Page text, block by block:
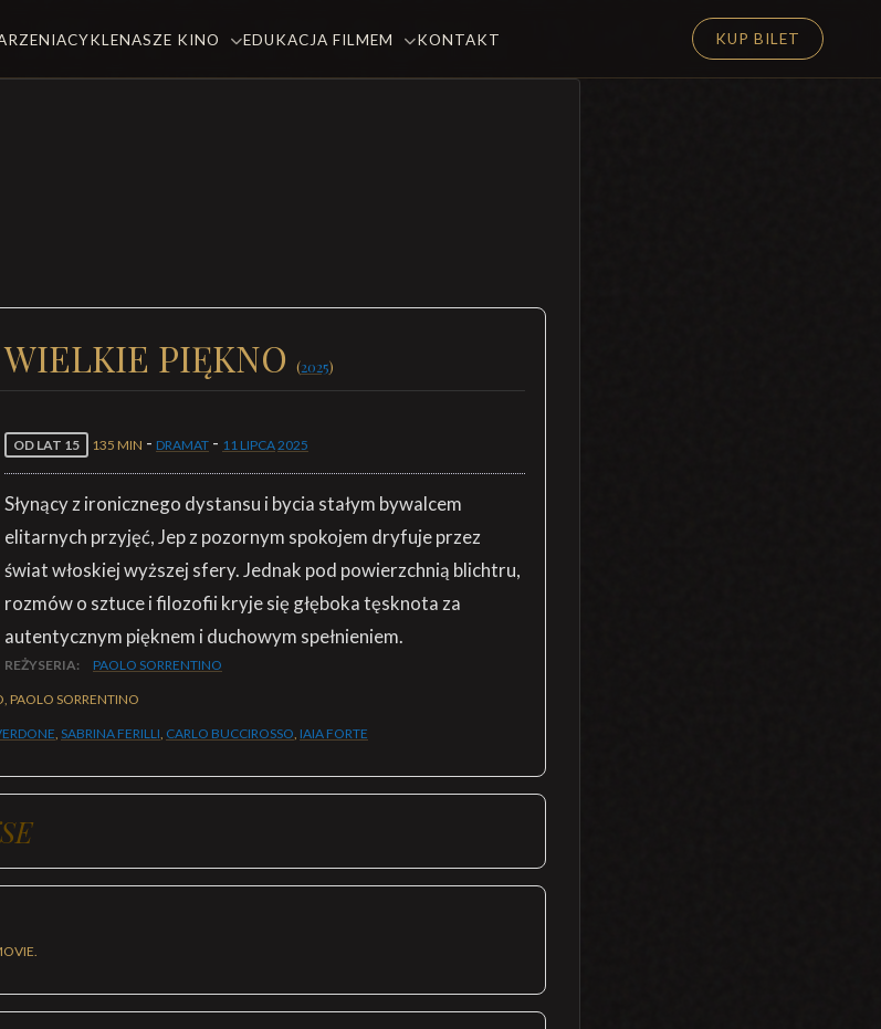
CYKLENASZE KINO EDUKACJA FILMEM KONTAKT KUP BILET
WIELKIE PIĘKNO (2025)
OD LAT 15 135 MIN - DRAMAT - 11 LIPCA2025
Słynący z ironicznego dystansu i bycia stałym bywalcem
elitarnych przyjęć, Jep z pozornym spokojem dryfuje przez
świat włoskiej wyższej sfery. Jednak pod powierzchnią blichtru,
rozmów o sztuce i filozofii kryje się głęboka tęsknota za
autentycznym pięknem i duchowym spełnieniem.
REŻYSERIA: PAOLO SORRENTINO
PAOLO SORRENTINO
, SABRINA FERILLI, CARLO BUCCIROSSO, IAIA FORTE